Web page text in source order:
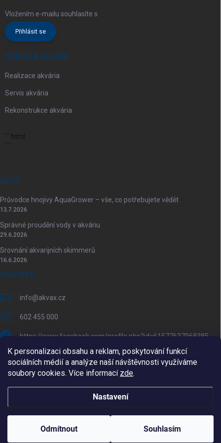
K personalizaci obsahu a reklam, poskytování funkcí
sociálních médií a analýze naší návštěvnosti využíváme
soubory cookies. Více informací zde.
Nastavení
Odmítnout Souhlasím
Vložením e-mailu souhlasíte s
Přihlásit se
NABÍDKA SLUŽEB
Realizace akvária
Servis akvária
Rekonstrukce akvária
```html
```
BLOG
Průvodce hnojivy AquaGrower – vše, co potřebujete vědět
13.7.2026
Správné proudění vody v akváriu
29.6.2026
Srovnání akvarijních skimmerů
16.6.2026
KONTAKT
info@akvax.cz
602 455 000
https://www.facebook.com/profile.php?id=61577637968385
akvax.cz/
602 455 000
Vytvořil Shoptet
Copyright 2026AkvaX.cz. Všechna práva vyhrazena.Upravit nastavení